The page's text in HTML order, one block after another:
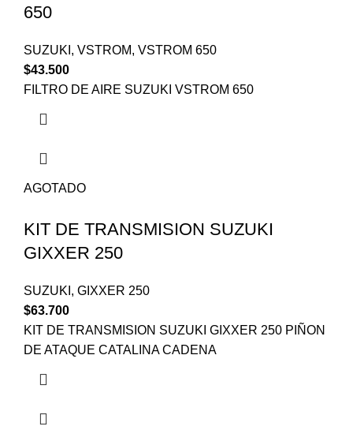
650
SUZUKI , VSTROM, VSTROM 650
$43.500
FILTRO DE AIRE SUZUKI VSTROM 650
AGOTADO
KIT DE TRANSMISION SUZUKI
GIXXER 250
SUZUKI , GIXXER 250
$63.700
KIT DE TRANSMISION SUZUKI GIXXER 250 PIÑON
DE ATAQUE CATALINA CADENA